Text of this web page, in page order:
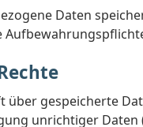
Daten
über gespeicherte
unrichtiger Daten